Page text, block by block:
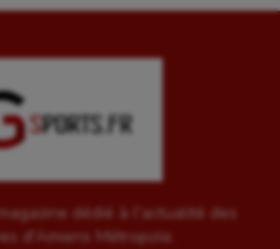
dédié à l'actualité des
d'Amiens Métropole.